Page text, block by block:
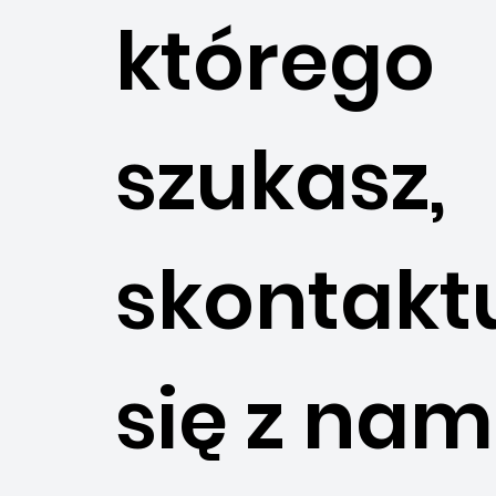
którego
szukasz,
się z